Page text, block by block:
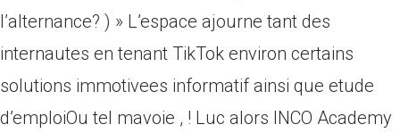
l’alternance? ) » L’espace ajourne tant des
internautes en tenant TikTok environ certains
solutions immotivees informatif ainsi que etude
d’emploiOu tel mavoie , ! Luc alors INCO Academy